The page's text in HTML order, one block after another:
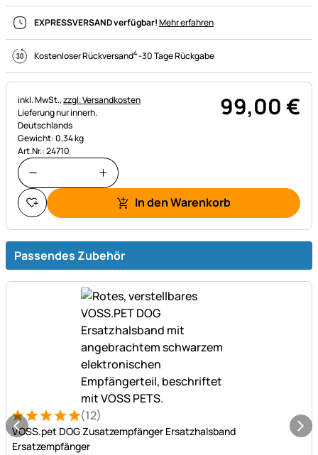
EXPRESSVERSAND verfügbar!Mehr erfahren
Kostenloser Rückversand4-30 Tage Rückgabe
Steuerhinweis:
inkl. MwSt.,zzgl. Versandkosten
Lieferung nur innerh.
Deutschlands
Gewicht: 0,34 kg
Art.Nr.: 24710
99,00€
In den Warenkorb
Passendes Zubehör
Bewertung: 5 von 5 (12 Bewertungen)
12 Bewertungen
(12)
VOSS.pet DOG Zusatzempfänger Ersatzhalsband
Ersatzempfänger